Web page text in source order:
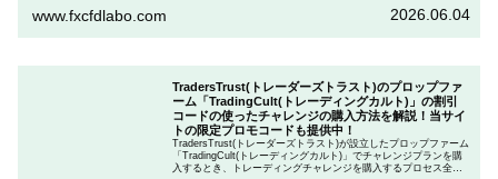
ランを申し込むときのクーポンコードを入力して割引にする方法
www.fxcfdlabo.com 2026.06.04
TradersTrust(トレーダーズトラスト)のプロップファ
ーム「TradingCult(トレーディングカルト)」の割引
コードの使ったチャレンジの購入方法を解説！当サイ
トの限定プロモコードも提供中！
TradersTrust(トレーダーズトラスト)が設立したプロップファーム
「TradingCult(トレーディングカルト)」でチャレンジプランを購
入するとき、トレーディングチャレンジを購入するプロセス全体